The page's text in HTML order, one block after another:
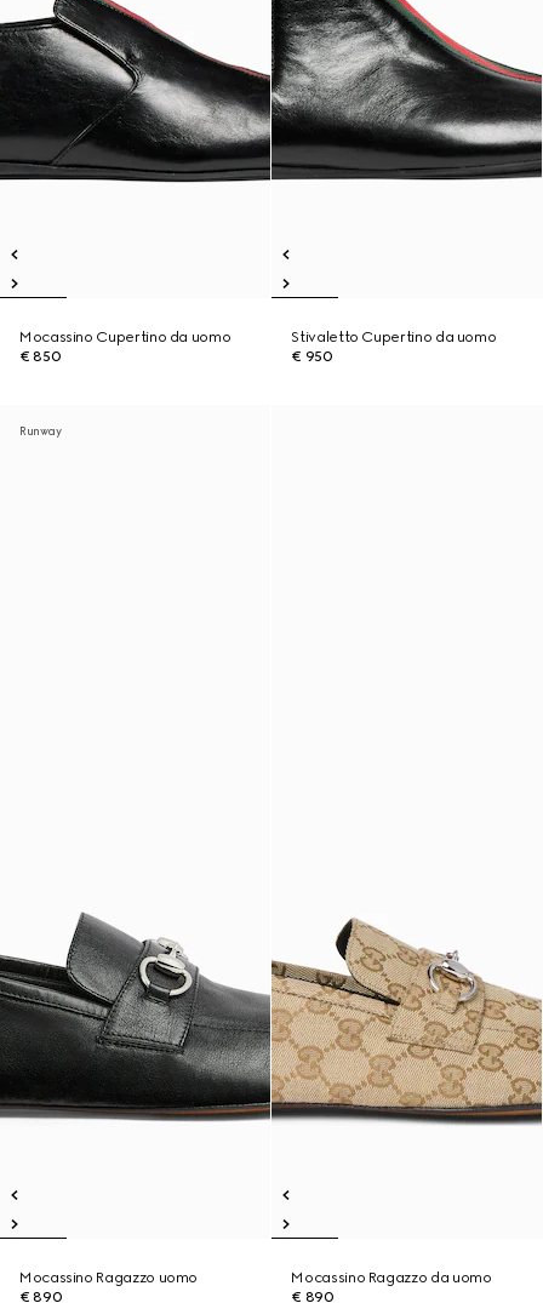
Mocassino Cupertino da uomo
€ 850
Stivaletto Cupertino da uomo
€ 950
Runway
Mocassino Ragazzo uomo
€ 890
Mocassino Ragazzo da uomo
€ 890